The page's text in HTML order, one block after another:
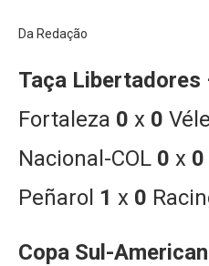
Da Redação
Taça Libertadores
Fortaleza 0 x 0
Nacional-COL 0 x 0
Peñarol 1 x 0
Copa Sul-